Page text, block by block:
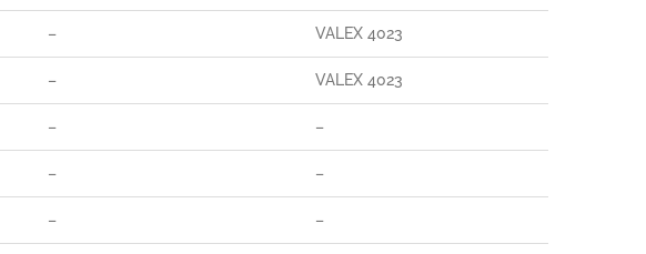
– VALEX 4023
– VALEX 4023
– –
– –
– –